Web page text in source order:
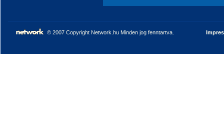
© 2007 Copyright Network.hu Minden jog fenntartva.